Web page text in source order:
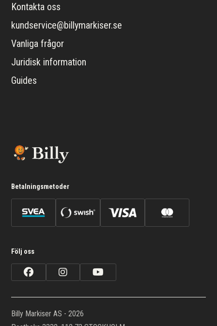
Kontakta oss
kundservice@billymarkiser.se
Vanliga frågor
Juridisk information
Guides
Betalningsmetoder
Följ oss
Billy Markiser AS - 2026